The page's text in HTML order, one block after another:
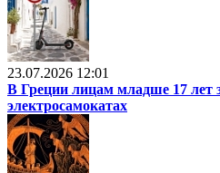
23.07.2026 12:01
В Греции лицам младше 17 лет
электросамокатах